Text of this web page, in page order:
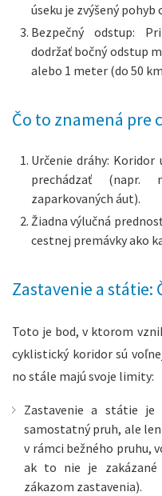
úseku je zvýšený
Bezpečný odstup:
dodržať bočný odstup
alebo 1 meter (do 50
Čo to znamená pre
Určenie dráhy: Koridor
prechádzať (napr.
zaparkovaných áut).
Žiadna výlučná
cestnej premávky ako
Zastavenie a státie:
Toto je bod, v ktorom
cyklistický koridor sú
no stále majú svoje limity:
Zastavenie a státie je
samostatný pruh, ale
v rámci bežného pruhu,
ak to nie je zakázané
zákazom zastavenia).